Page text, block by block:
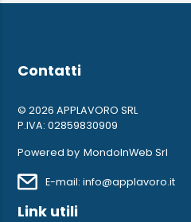
Contatti
© 2026 APPLAVORO SRL
P.IVA: 02859830909
Powered by MondoInWeb Srl
E-mail: info@applavoro.it
Link utili